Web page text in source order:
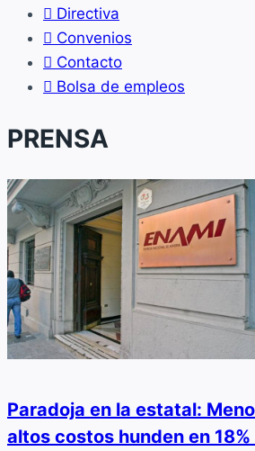
Directiva
Convenios
Contacto
Bolsa de empleos
PRENSA
Paradoja en la estatal:
altos costos hunden en